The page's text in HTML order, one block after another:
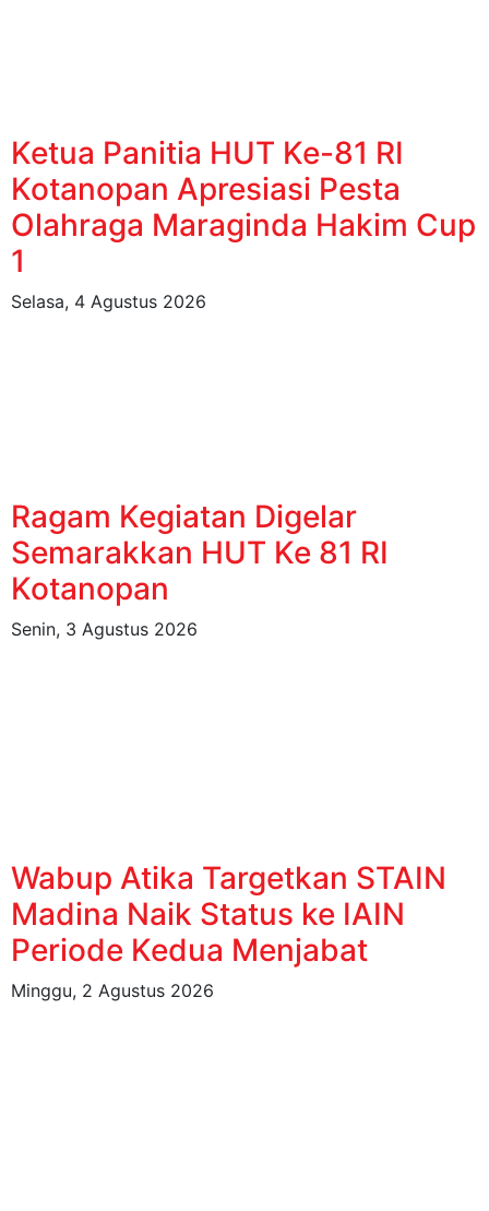
Ketua Panitia HUT Ke-81 RI
Kotanopan Apresiasi Pesta
Olahraga Maraginda Hakim Cup
1
Selasa, 4 Agustus 2026
Ragam Kegiatan Digelar
Semarakkan HUT Ke 81 RI
Kotanopan
Senin, 3 Agustus 2026
Wabup Atika Targetkan STAIN
Madina Naik Status ke IAIN
Periode Kedua Menjabat
Minggu, 2 Agustus 2026